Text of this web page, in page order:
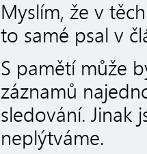
Myslím, že v
to samé psal v
S pamětí může
záznamů
sledování. Jinak
neplýtváme.